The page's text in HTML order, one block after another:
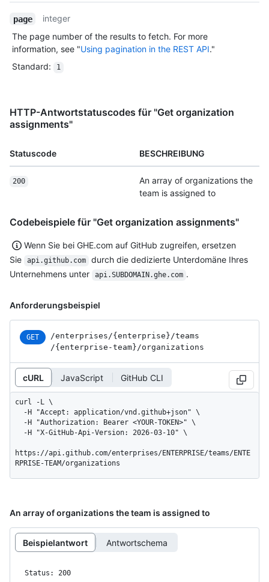
page
integer
The page number of the results to fetch. For more
information, see "Using pagination in the REST API."
Standard: 1
HTTP-Antwortstatuscodes für "Get organization
assignments"
Statuscode BESCHREIBUNG
200
An array of organizations the
team is assigned to
Codebeispiele für "Get organization assignments"
Wenn Sie bei GHE.com auf GitHub zugreifen, ersetzen
Sie
api.github.com
durch die dedizierte Unterdomäne Ihres
Unternehmens unter
api.SUBDOMAIN.ghe.com .
Anforderungsbeispiel
GET /enterprises/{enterprise}/teams
/{enterprise-team}/organizations
cURL JavaScript GitHub CLI
curl -L \
https://api.github.com/enterprises/ENTERPRISE/teams/ENTE
RPRISE-TEAM/organizations
An array of organizations the team is assigned to
Beispielantwort Antwortschema
Status: 200